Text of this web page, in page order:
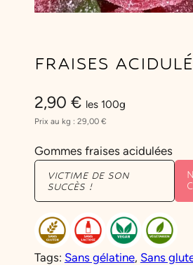
FRAISES
2,90 € les 100g
Prix au kg : 29,00 €
Gommes fraises acidulées
VICTIME DE SON
SUCCÈS !
Tags: Sans gélatine, Sans